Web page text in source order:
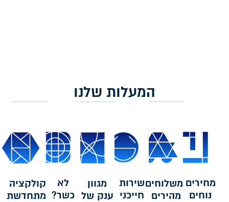
המעלות שלנו
מחירים
נוחים
משלוחים
מהירים
שירות
חייכני
מגוון
ענק של
לא
כשר?
קולקציה
מתחדשת